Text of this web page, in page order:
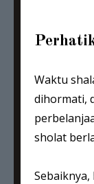
Waktu
dihormati,
sholat